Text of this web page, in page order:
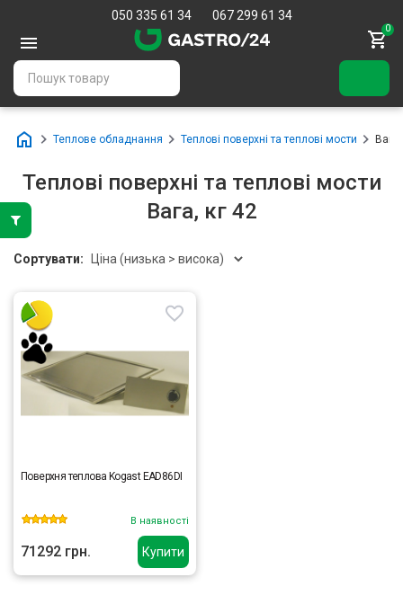
050 335 61 34 067 299 61 34
0
Теплове обладнання Теплові поверхні та теплові мости
Теплові поверхні та теплові мости
Вага, кг 42
Сортувати:
Купити
Поверхня теплова Kogast EAD86DI
В наявності
71292 грн.